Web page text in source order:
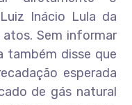
Inácio Lula da
atos. Sem informar
também disse que
esperada
de gás natural